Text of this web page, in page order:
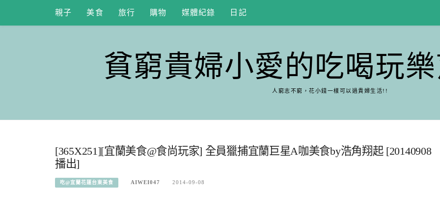
content
親子 美食 旅行 購物 媒體紀錄 日記
貧窮貴婦小愛的吃喝玩
人窮志不窮，花小錢一樣可以過貴婦生活!!
[365X251][宜蘭美食@食尚玩家] 全員獵捕宜蘭巨星A咖美食by浩角翔起 [20140908
播出]
吃@宜蘭花蓮台東美食 AIWEI047 2014-09-08